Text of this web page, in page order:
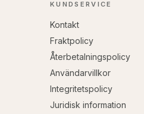
KUNDSERVICE
Kontakt
Fraktpolicy
Återbetalningspolicy
Användarvillkor
Integritetspolicy
Juridisk information